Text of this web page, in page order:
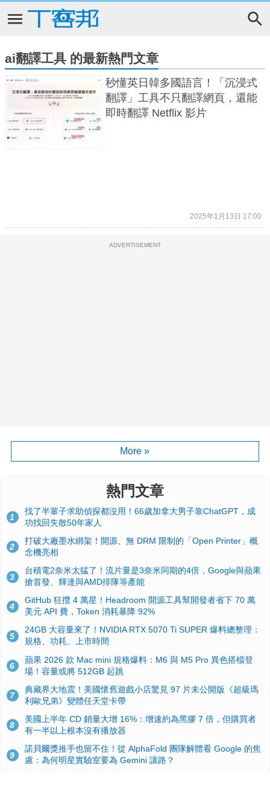
ai翻譯工具 的最新熱門文章
秒懂英日韓多國語言！「沉浸式
翻譯」工具不只翻譯網頁，還能
即時翻譯 Netflix 影片
2025年1月13日 17:00
ADVERTISEMENT
More »
熱門文章
1
找了半輩子求助偵探都沒用！66歲加拿大男子靠ChatGPT，成
功找回失散50年家人
2
打破大廠墨水綁架！開源、無 DRM 限制的「Open Printer」概
念機亮相
3
台積電2奈米太猛了！流片量是3奈米同期的4倍，Google與蘋果
搶首發、輝達與AMD排隊等產能
4
GitHub 狂攬 4 萬星！Headroom 開源工具幫開發者省下 70 萬
美元 API 費，Token 消耗暴降 92%
5
24GB 大容量來了！NVIDIA RTX 5070 Ti SUPER 爆料總整理：
規格、功耗、上市時間
6
蘋果 2026 款 Mac mini 規格爆料：M6 與 M5 Pro 異色搭檔登
場！容量或將 512GB 起跳
7
典藏界大地震！美國懷舊遊戲小店驚見 97 片未公開版《超級瑪
利歐兄弟》變體任天堂卡帶
8
美國上半年 CD 銷量大增 16%：增速約為黑膠 7 倍，但購買者
有一半以上根本沒有播放器
9
諾貝爾獎推手也留不住！從 AlphaFold 團隊解體看 Google 的焦
慮：為何明星實驗室要為 Gemini 讓路？